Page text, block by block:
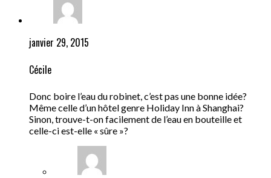
janvier 29, 2015
Cécile
Donc boire l’eau du robinet, c’est pas une bonne idée?
Même celle d’un hôtel genre Holiday Inn à Shanghai?
Sinon, trouve-t-on facilement de l’eau en bouteille et
celle-ci est-elle « sûre »?